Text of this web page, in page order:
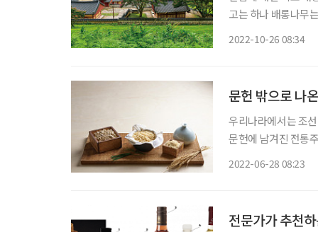
고는 하나 배롱나무
2022-10-26 08:34
문헌 밖으로 나
우리나라에서는 조
문헌에 남겨진 전통
2022-06-28 08:23
전문가가 추천